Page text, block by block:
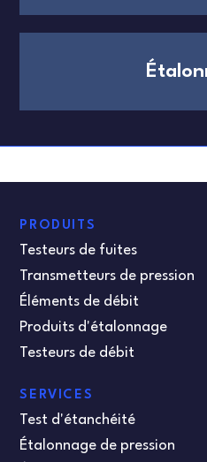
PRODUITS
Testeurs de fuites
Transmetteurs de pression
Éléments de débit
Produits d'étalonnage
Testeurs de débit
SERVICES
Test d'étanchéité
Étalonnage de pression